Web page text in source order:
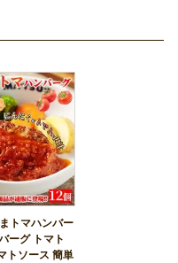
トマハンバー
ーグ トマト
トソース 簡単